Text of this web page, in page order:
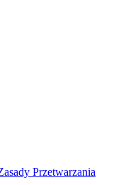
Przetwarzania